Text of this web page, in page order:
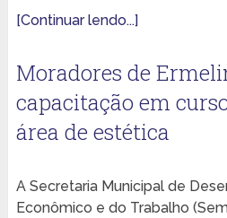
[Continuar lendo...]
Moradores de
capacitação em
área de estética
A Secretaria Municipal de
Econômico e do Trabalho